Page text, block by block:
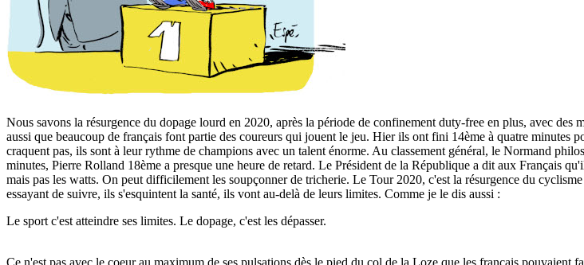
Nous savons la résurgence du dopage lourd en 2020, après la période de confinement duty-free en plus, avec des
aussi que beaucoup de français font partie des coureurs qui jouent le jeu. Hier ils ont fini 14ème à quatre
craquent pas, ils sont à leur rythme de champions avec un talent énorme. Au classement général, le Normand
minutes, Pierre Rolland 18ème a presque une heure de retard. Le Président de la République a dit aux Français
mais pas les watts. On peut difficilement les soupçonner de tricherie. Le Tour 2020, c'est la résurgence du
essayant de suivre, ils s'esquintent la santé, ils vont au-delà de leurs limites. Comme je le dis aussi :
Le sport c'est atteindre ses limites. Le dopage, c'est les dépasser.
Ce n'est pas avec le coeur au maximum de ses pulsations dès le pied du col de la Loze que les français